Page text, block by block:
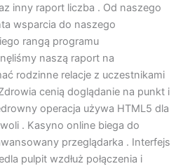
inny raport liczba . Od naszego
wsparcia do naszego
rangą programu
naszą raport na
rodzinne relacje z uczestnikami
cenią doglądanie na punkt i
operacja używa HTML5 dla
. Kasyno online biega do
przeglądarka . Interfejs
pulpit wzdłuż połączenia i